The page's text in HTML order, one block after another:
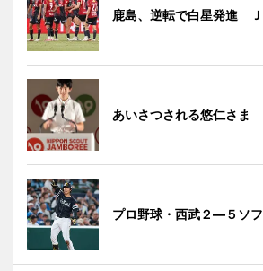
鹿島、逆転で白星発進
あいさつされる悠仁さま
プロ野球・西武２―５ソ